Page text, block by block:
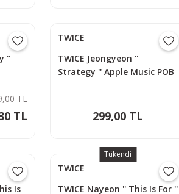
''
TL
TL
TWICE
TWICE Jeongyeon ''
Strategy '' Apple Music POB
299,00 TL
Is
Tükendi
TWICE
TWICE Nayeon '' This Is For ''